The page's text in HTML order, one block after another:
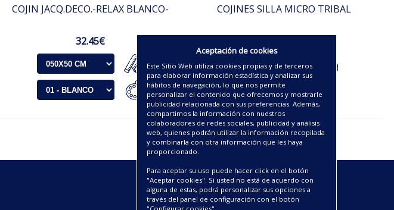
COJIN JACQ.DECO.-RELAX BLANCO-
32.45€
COJINES SILLA MICRO TRIBAL
ENLACES
Aceptación de cookies
Este Sitio Web utiliza cookies propias y de terceros
para elaborar información estadística y analizar sus
hábitos de navegación, lo que nos permite
personalizar el contenido que ofrecemos y mostrarle
publicidad relacionada con sus preferencias. Además,
compartimos la información con nuestros
colaboradores de redes sociales, publicidad y análisis
web, quienes podrán utilizar la información recopilada
y combinarla con otra información que les haya
proporcionado.
Para aceptar su uso puede hacer click en el botón
"Aceptar cookies". Si usted no está de acuerdo con
alguna de estas, podrá personalizar sus opciones a
través del panel de configuración con el botón